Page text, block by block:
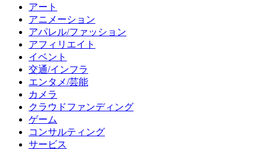
アート
アニメーション
アパレル/ファッション
アフィリエイト
イベント
交通/インフラ
エンタメ/芸能
カメラ
クラウドファンディング
ゲーム
コンサルティング
サービス